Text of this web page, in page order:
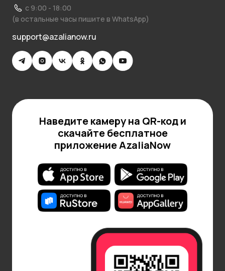
с 9:00 - 18:00
(в остальные часы пишите в WhatsApp)
support@azalianow.ru
Наведите камеру на QR-код и
скачайте бесплатное
приложение AzaliaNow